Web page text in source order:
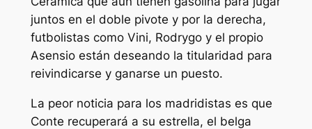
juntos en el doble pivote y por la derecha,
futbolistas como Vini, Rodrygo y el propio
Asensio están deseando la titularidad para
reivindicarse y ganarse un puesto.
La peor noticia para los madridistas es que
Conte recuperará a su estrella, el belga